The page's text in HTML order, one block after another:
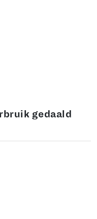
gedaald